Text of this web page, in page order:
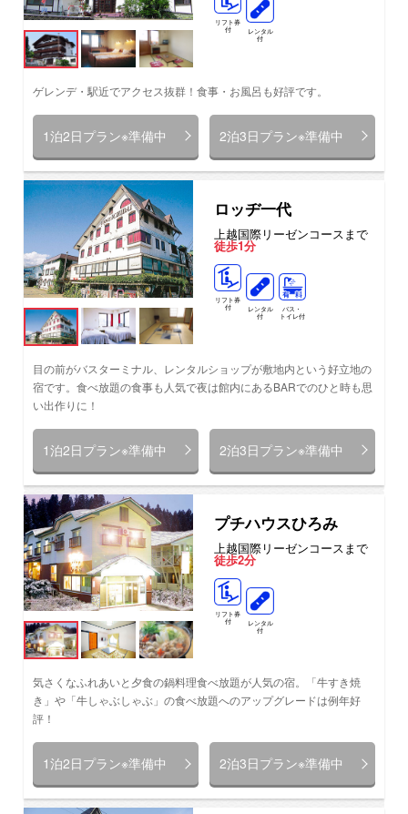
リフト券
付
レンタル
付
ゲレンデ・駅近でアクセス抜群！食事・お風呂も好評です。
1泊2日プラン※準備中 2泊3日プラン※準備中
ロッヂ一代
上越国際リーゼンコースまで
徒歩1分
リフト券
付
レンタル
付
バス・
トイレ付
目の前がバスターミナル、レンタルショップが敷地内という好立地の
宿です。食べ放題の食事も人気で夜は館内にあるBARでのひと時も思
い出作りに！
1泊2日プラン※準備中 2泊3日プラン※準備中
プチハウスひろみ
上越国際リーゼンコースまで
徒歩2分
リフト券
付
レンタル
付
気さくなふれあいと夕食の鍋料理食べ放題が人気の宿。「牛すき焼
き」や「牛しゃぶしゃぶ」の食べ放題へのアップグレードは例年好
評！
1泊2日プラン※準備中 2泊3日プラン※準備中